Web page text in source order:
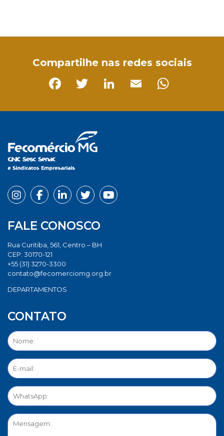
Compartilhe nas redes sociais
FALE CONOSCO
Rua Curitiba, 561, Centro – BH
CEP: 30170-121
+55 (31) 3270-3300
contato@fecomerciomg.org.br
DEPARTAMENTOS
CONTATO